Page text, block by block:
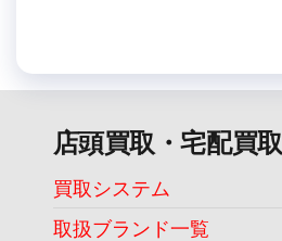
店頭買取・宅配買取
買取システム
取扱ブランド一覧